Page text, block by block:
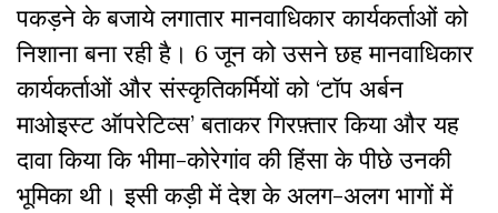
पकड़ने के बजाये लगातार मानवाधिकार कार्यकर्ताओं को
निशाना बना रही है। 6जून को उसने छह मानवाधिकार
कार्यकर्ताओं और संस्कृतिकर्मियों को ‘टॉप अर्बन
माओइस्ट ऑपरेटिव्स’बताकर गिरफ़्तार किया और यह
दावा किया कि भीमा-कोरेगांव की हिंसा के पीछे उनकी
भूमिका थी। इसी कड़ी में देश के अलग-अलग भागों में